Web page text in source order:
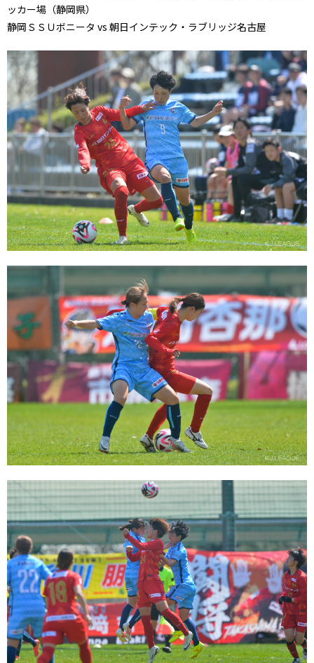
ッカー場（静岡県）
静岡ＳＳＵボニータ vs 朝日インテック・ラブリッジ名古屋